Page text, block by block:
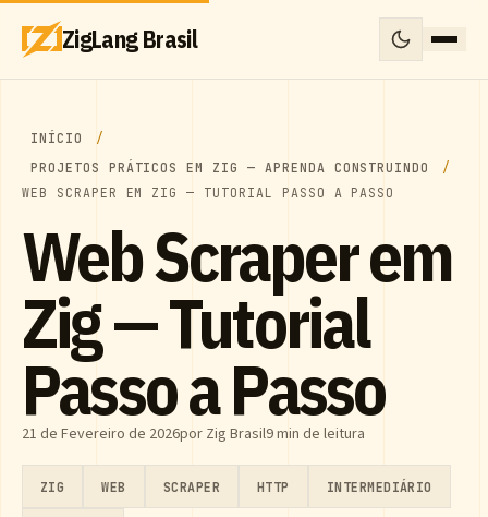
ZigLang Brasil
INÍCIO
PROJETOS PRÁTICOS EM ZIG — APRENDA CONSTRUINDO
WEB SCRAPER EM ZIG — TUTORIAL PASSO A PASSO
Web Scraper em
Zig — Tutorial
Passo a Passo
21 de Fevereiro de 2026por Zig Brasil9 min de leitura
ZIG WEB SCRAPER HTTP INTERMEDIÁRIO